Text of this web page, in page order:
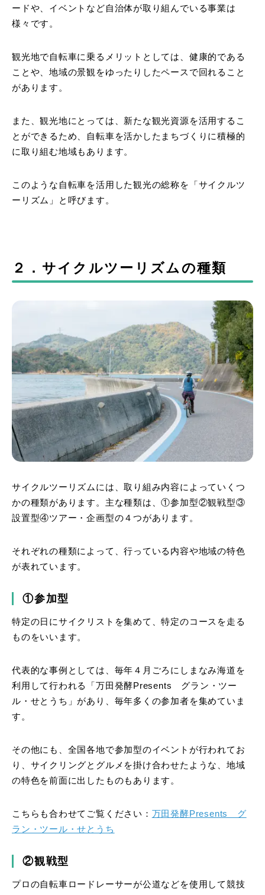
ードや、イベントなど自治体が取り組んでいる事業は
様々です。
観光地で自転車に乗るメリットとしては、健康的である
ことや、地域の景観をゆったりしたペースで回れること
があります。
また、観光地にとっては、新たな観光資源を活用するこ
とができるため、自転車を活かしたまちづくりに積極的
に取り組む地域もあります。
このような自転車を活用した観光の総称を「サイクルツ
ーリズム」と呼びます。
２．サイクルツーリズムの種類
サイクルツーリズムには、取り組み内容によっていくつ
かの種類があります。主な種類は、①参加型②観戦型③
設置型④ツアー・企画型の４つがあります。
それぞれの種類によって、行っている内容や地域の特色
が表れています。
①参加型
特定の日にサイクリストを集めて、特定のコースを走る
ものをいいます。
代表的な事例としては、毎年４月ごろにしまなみ海道を
利用して行われる「万田発酵Presents グラン・ツー
ル・せとうち」があり、毎年多くの参加者を集めていま
す。
その他にも、全国各地で参加型のイベントが行われてお
り、サイクリングとグルメを掛け合わせたような、地域
の特色を前面に出したものもあります。
こちらも合わせてご覧ください： 万田発酵Presents グ
ラン・ツール・せとうち
②観戦型
プロの自転車ロードレーサーが公道などを使用して競技